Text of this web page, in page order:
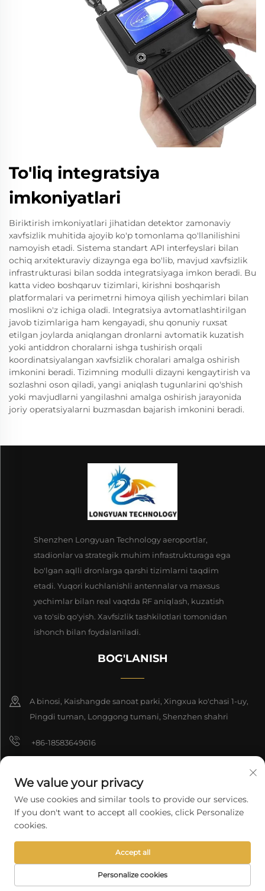
To'liq integratsiya
imkoniyatlari
Biriktirish imkoniyatlari jihatidan detektor zamonaviy
xavfsizlik muhitida ajoyib ko'p tomonlama qo'llanilishini
namoyish etadi. Sistema standart API interfeyslari bilan
ochiq arxitekturaviy dizaynga ega bo'lib, mavjud xavfsizlik
infrastrukturasi bilan sodda integratsiyaga imkon beradi. Bu
katta video boshqaruv tizimlari, kirishni boshqarish
platformalari va perimetrni himoya qilish yechimlari bilan
moslikni o'z ichiga oladi. Integratsiya avtomatlashtirilgan
javob tizimlariga ham kengayadi, shu qonuniy ruxsat
etilgan joylarda aniqlangan dronlarni avtomatik kuzatish
yoki antiddron choralarni ishga tushirish orqali
koordinatsiyalangan xavfsizlik choralari amalga oshirish
imkonini beradi. Tizimning modulli dizayni kengaytirish va
sozlashni oson qiladi, yangi aniqlash tugunlarini qo'shish
yoki mavjudlarni yangilashni amalga oshirish jarayonida
joriy operatsiyalarni buzmasdan bajarish imkonini beradi.
Shenzhen Longyuan Technology aeroportlar,
stadionlar va strategik muhim infrastrukturaga ega
bo'lgan aqlli dronlarga qarshi tizimlarni taqdim
etadi. Yuqori kuchlanishli antennalar va maxsus
yechimlar bilan real vaqtda RF aniqlash, kuzatish
va to'sib qo'yish. Xavfsizlik tashkilotlari tomonidan
ishonch bilan foydalaniladi.
BOG'LANISH
A binosi, Kaishangde sanoat parki, Xingxua ko'chasi 1-uy,
Pingdi tuman, Longgong tumani, Shenzhen shahri
+86-18583649616
8618165761396
Nashr huquqi 2025 Shenzhen Longyuan Texnologiya Kompaniyasi
cheklangan. Barcha huquqlar himoyalangan.
We value your privacy
We use cookies and similar tools to provide our services.
If you don't want to accept all cookies, click Personalize
cookies.
Personalize cookies
Accept all